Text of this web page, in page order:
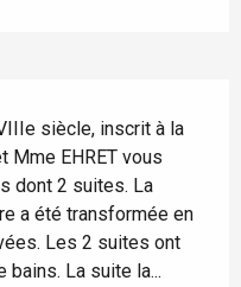
siècle, inscrit à la
Mme EHRET vous
dont 2 suites. La
a été transformée en
Les 2 suites ont
La suite la...